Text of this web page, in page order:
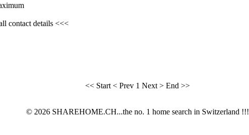
contact details <<<
<< Start < Prev 1 Next > End >>
© 2026 SHAREHOME.CH...the no. 1 home search in Switzerland !!!